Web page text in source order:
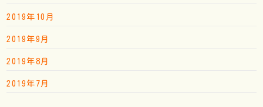
2019年10月
2019年9月
2019年8月
2019年7月